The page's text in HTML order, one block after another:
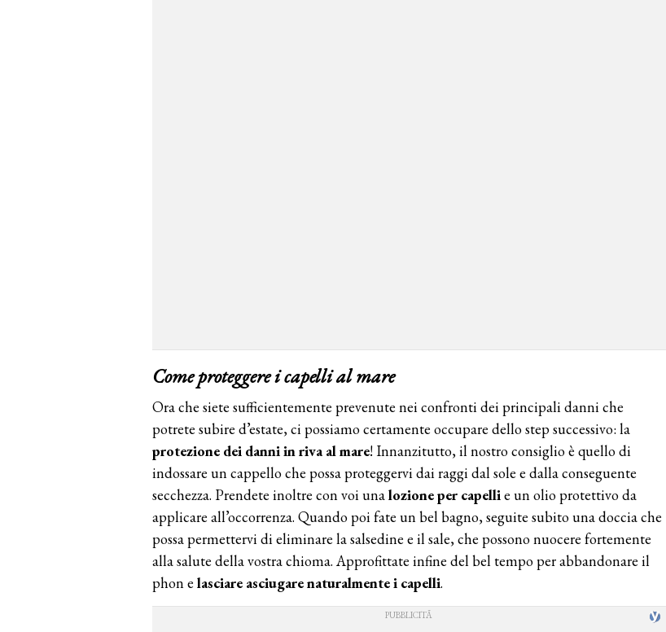
Come proteggere i capelli al mare
Ora che siete sufficientemente prevenute nei confronti dei principali danni che
potrete subire d’estate, ci possiamo certamente occupare dello step successivo: la
protezione dei danni in riva al mare! Innanzitutto, il nostro consiglio è quello di
indossare un cappello che possa proteggervi dai raggi dal sole e dalla conseguente
secchezza. Prendete inoltre con voi unalozione per capelli e un olio protettivo da
applicare all’occorrenza. Quando poi fate un bel bagno, seguite subito una doccia che
possa permettervi di eliminare la salsedine e il sale, che possono nuocere fortemente
alla salute della vostra chioma. Approfittate infine del bel tempo per abbandonare il
phon e lasciare asciugare naturalmente i capelli.